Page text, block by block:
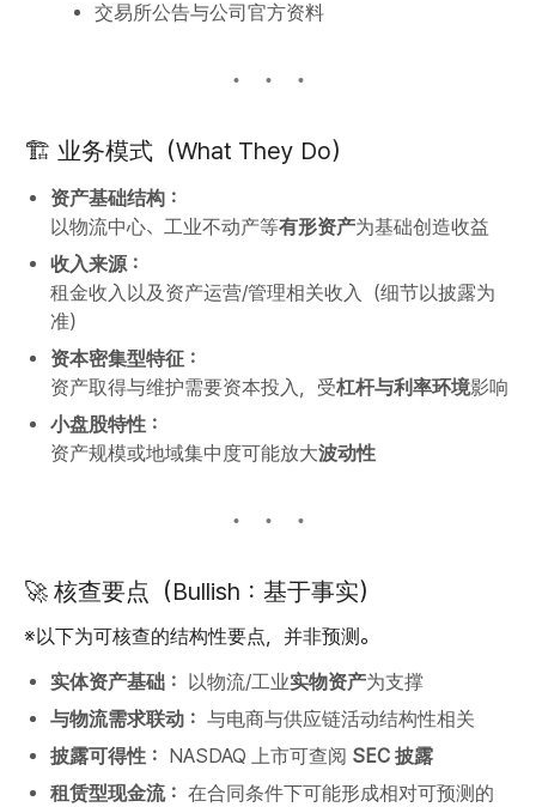
交易所公告与公司官方资料
🏗️ 业务模式（What They Do）
资产基础结构：
以物流中心、工业不动产等有形资产为基础创造收益
收入来源：
租金收入以及资产运营/管理相关收入（细节以披露为
准）
资本密集型特征：
资产取得与维护需要资本投入，受杠杆与利率环境影响
小盘股特性：
资产规模或地域集中度可能放大波动性
🚀 核查要点（Bullish：基于事实）
※以下为可核查的结构性要点，并非预测。
实体资产基础： 以物流/工业实物资产为支撑
与物流需求联动： 与电商与供应链活动结构性相关
披露可得性： NASDAQ 上市可查阅 SEC 披露
租赁型现金流： 在合同条件下可能形成相对可预测的